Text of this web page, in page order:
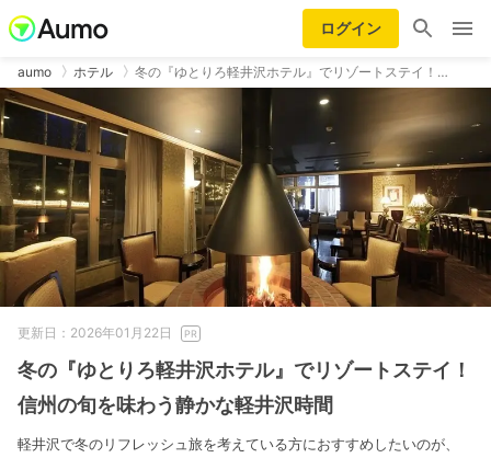
ログイン
aumo ホテル 冬の『ゆとりろ軽井沢ホテル』でリゾートステイ！…
更新日：2026年01月22日
冬の『ゆとりろ軽井沢ホテル』でリゾートステイ！
信州の旬を味わう静かな軽井沢時間
軽井沢で冬のリフレッシュ旅を考えている方におすすめしたいのが、